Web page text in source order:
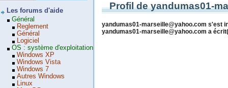
Profil de yandumas01-
yandumas01-marseille@yahoo.com s'est
yandumas01-marseille@yahoo.com a
Les forums d'aide
Général
Reglement
Général
Logiciel
OS : système d'exploitation
Windows XP
Windows Vista
Windows 7
Autres Windows
Linux